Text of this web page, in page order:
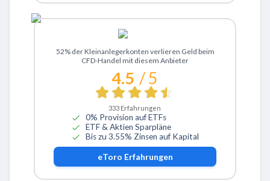
Zu eToro
52% der Kleinanlegerkonten verlieren Geld beim
CFD-Handel mit diesem Anbieter
4.5 / 5
333 Erfahrungen
0% Provision auf ETFs
ETF & Aktien Sparpläne
Bis zu 3.55% Zinsen auf Kapital
eToro Erfahrungen